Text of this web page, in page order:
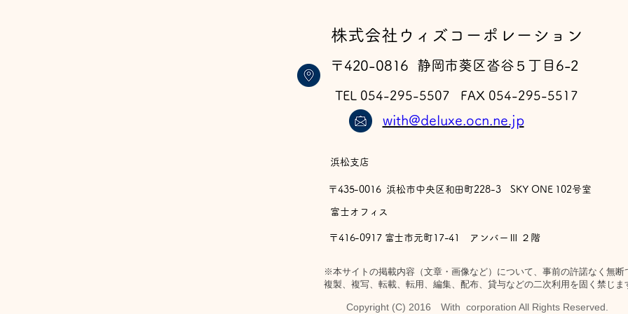
​株式会社ウィズコーポレーション
〒420-0816 静岡市葵区沓谷５丁目6-2
TEL 054-295-5507 FAX 054-295-5517
with@deluxe.ocn.ne.jp
浜松支店
〒435-0016 浜松市中央区和田町228-3 SKY ONE 102号室
​富士オフィス
〒416-0917 富士市元町17-41 アンバーⅢ ２階
※本サイトの掲載内容（文章・画像など）について、事前の許諾なく無断
複製、複写、転載、転用、編集、配布、貸与などの二次利用を固く禁じま
Copyright (C) 2016 With corporation All Rights Reserved.​